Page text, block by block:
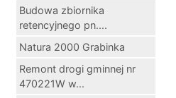
Budowa zbiornika
retencyjnego pn....
Natura 2000 Grabinka
Remont drogi gminnej nr
470221W w...